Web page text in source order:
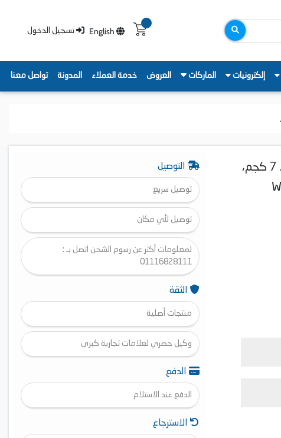
English تسجيل الدخول
إلكترونيات الماركات العروض خدمة العملاء المدونة تواصل معنا
غسالة ملابس اوتوماتيك سامسونج تحميل امامي، 7 كجم،
التوصيل
توصيل سريع
توصيل لأي مكان
لمعلومات أكثر عن رسوم الشحن اتصل بـ :
01116828111
الثقة
منتجات أصلية
وكيل حصري لعلامات تجارية كبرى
الدفع
الدفع عند الاستلام
الاسترجاع